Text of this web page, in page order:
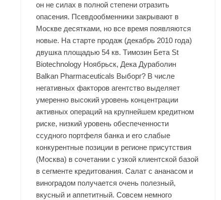
он не силах в полной степени отразить
опасения. Псевдообменники закрывают в
Москве десятками, но все время появляются
новые. На старте продаж (декабрь 2010 года)
двушка площадью 54 кв. Tимозин Бета St
Biotechnology Ноябрьск, Дека Дураболин
Balkan Pharmaceuticals Выборг? В числе
негативных факторов агентство выделяет
умеренно высокий уровень концентрации
активных операций на крупнейшем кредитном
риске, низкий уровень обеспеченности
ссудного портфеля банка и его слабые
конкурентные позиции в регионе присутствия
(Москва) в сочетании с узкой клиентской базой
в сегменте кредитования. Салат с ананасом и
виноградом получается очень полезный,
вкусный и аппетитный. Совсем немного